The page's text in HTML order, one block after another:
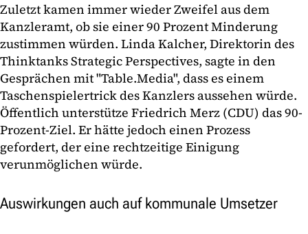
Zuletzt kamen immer wieder Zweifel aus dem
Kanzleramt, ob sie einer 90 Prozent Minderung
zustimmen würden. Linda Kalcher, Direktorin des
Thinktanks Strategic Perspectives, sagte in den
Gesprächen mit "Table.Media", dass es einem
Taschenspielertrick des Kanzlers aussehen würde.
Öffentlich unterstütze Friedrich Merz (CDU) das 90-
Prozent-Ziel. Er hätte jedoch einen Prozess
gefordert, der eine rechtzeitige Einigung
verunmöglichen würde.
Auswirkungen auch auf kommunale Umsetzer